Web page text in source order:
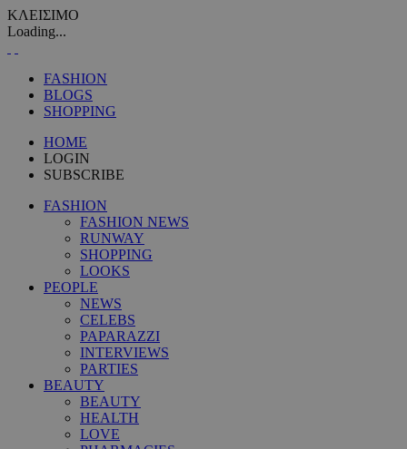
ΚΛΕΙΣΙΜΟ
Loading...
FASHION
BLOGS
SHOPPING
HOME
LOGIN
SUBSCRIBE
FASHION
FASHION NEWS
RUNWAY
SHOPPING
LOOKS
PEOPLE
NEWS
CELEBS
PAPARAZZI
INTERVIEWS
PARTIES
BEAUTY
BEAUTY
HEALTH
LOVE